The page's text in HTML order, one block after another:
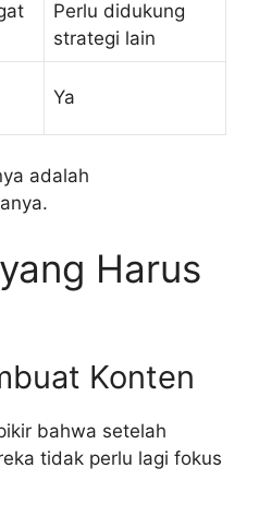
Perlu didukung
strategi lain
Ya
adalah
Harus
Konten
bahwa setelah
tidak perlu lagi fokus